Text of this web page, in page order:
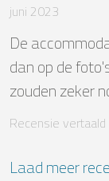
juni 2023
De
dan op de
zouden zeker
Recensie vertaald
Laad meer